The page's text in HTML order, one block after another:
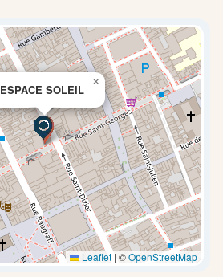
ESPACE SOLEIL
×
Leaflet | ©OpenStreetMap